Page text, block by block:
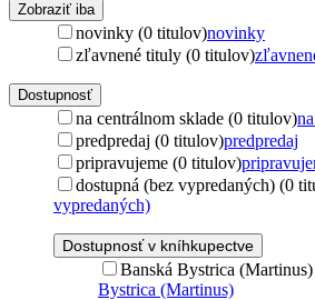
Zobraziť iba
novinky (0 titulov)novinky
zľavnené tituly (0 titulov)
Dostupnosť
na centrálnom sklade (0 titulov)
predpredaj (0 titulov)predpredaj
pripravujeme (0 titulov)
dostupná (bez vypredaných) (0
vypredaných)
Dostupnosť v kníhkupectve
Banská Bystrica
Bystrica (Martinus)